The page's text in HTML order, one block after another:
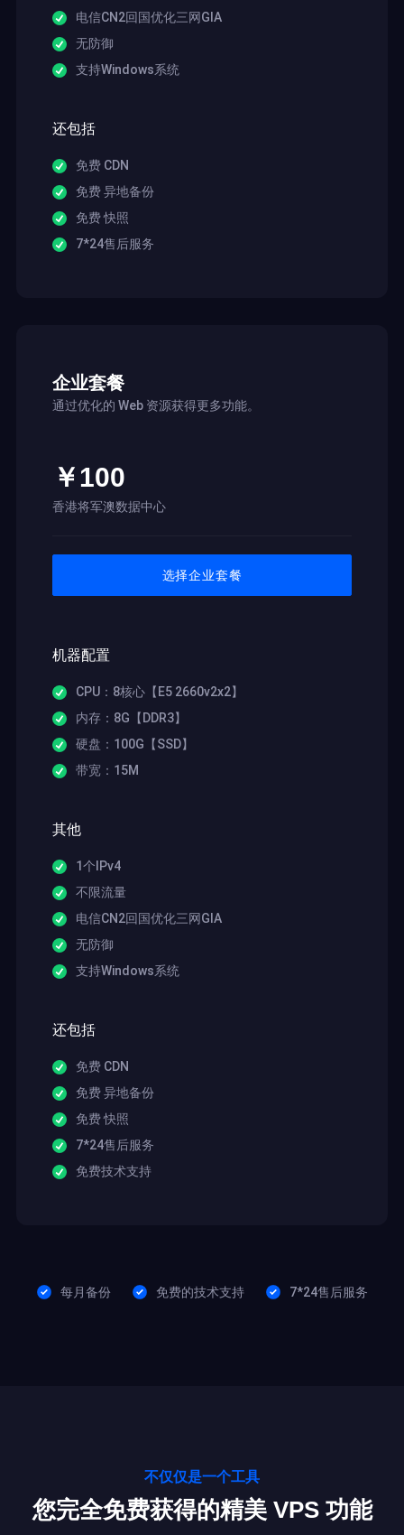
电信CN2回国优化三网GIA
无防御
支持Windows系统
还包括
免费 CDN
免费 异地备份
免费 快照
7*24售后服务
企业套餐
通过优化的 Web 资源获得更多功能。
￥100
香港将军澳数据中心
选择企业套餐
机器配置
CPU：8核心【E5 2660v2x2】
内存：8G【DDR3】
硬盘：100G【SSD】
带宽：15M
其他
1个IPv4
不限流量
电信CN2回国优化三网GIA
无防御
支持Windows系统
还包括
免费 CDN
免费 异地备份
免费 快照
7*24售后服务
免费技术支持
每月备份 免费的技术支持 7*24售后服务
不仅仅是一个工具
您完全免费获得的精美 VPS 功能